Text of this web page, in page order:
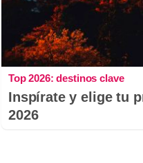
Top 2026: destinos clave
Inspírate y elige tu
2026